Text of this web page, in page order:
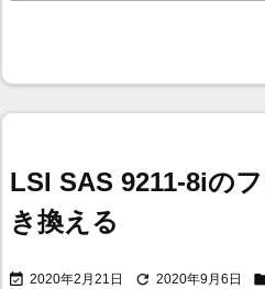
LSI SAS 9211-8iの
き換える
 2020年2月21日  2020年9月6日